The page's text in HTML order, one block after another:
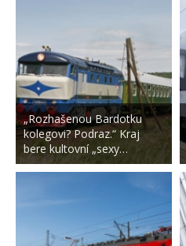
„Rozhašenou Bardotku
kolegovi? Podraz.“ Kraj
bere kultovní „sexy…